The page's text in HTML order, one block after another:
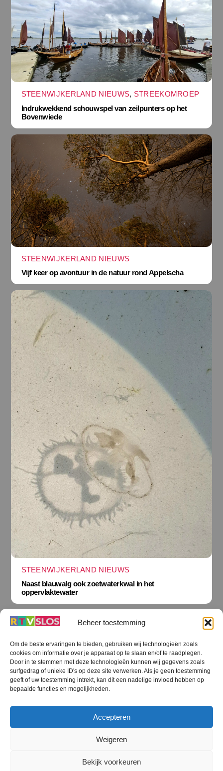
Beheer toestemming
Om de beste ervaringen te bieden, gebruiken wij technologieën zoals
cookies om informatie over je apparaat op te slaan en/of te raadplegen.
Door in te stemmen met deze technologieën kunnen wij gegevens zoals
surfgedrag of unieke ID's op deze site verwerken. Als je geen toestemming
geeft of uw toestemming intrekt, kan dit een nadelige invloed hebben op
bepaalde functies en mogelijkheden.
Accepteren
Weigeren
Bekijk voorkeuren
STEENWIJKERLAND NIEUWS, STREEKOMROEP
Indrukwekkend schouwspel van zeilpunters op het
Bovenwiede
STEENWIJKERLAND NIEUWS
Vijf keer op avontuur in de natuur rond Appelscha
STEENWIJKERLAND NIEUWS
Naast blauwalg ook zoetwaterkwal in het
oppervlaktewater
Terug
naar
boven
RTV SLOS
RTV SLOS ANBI